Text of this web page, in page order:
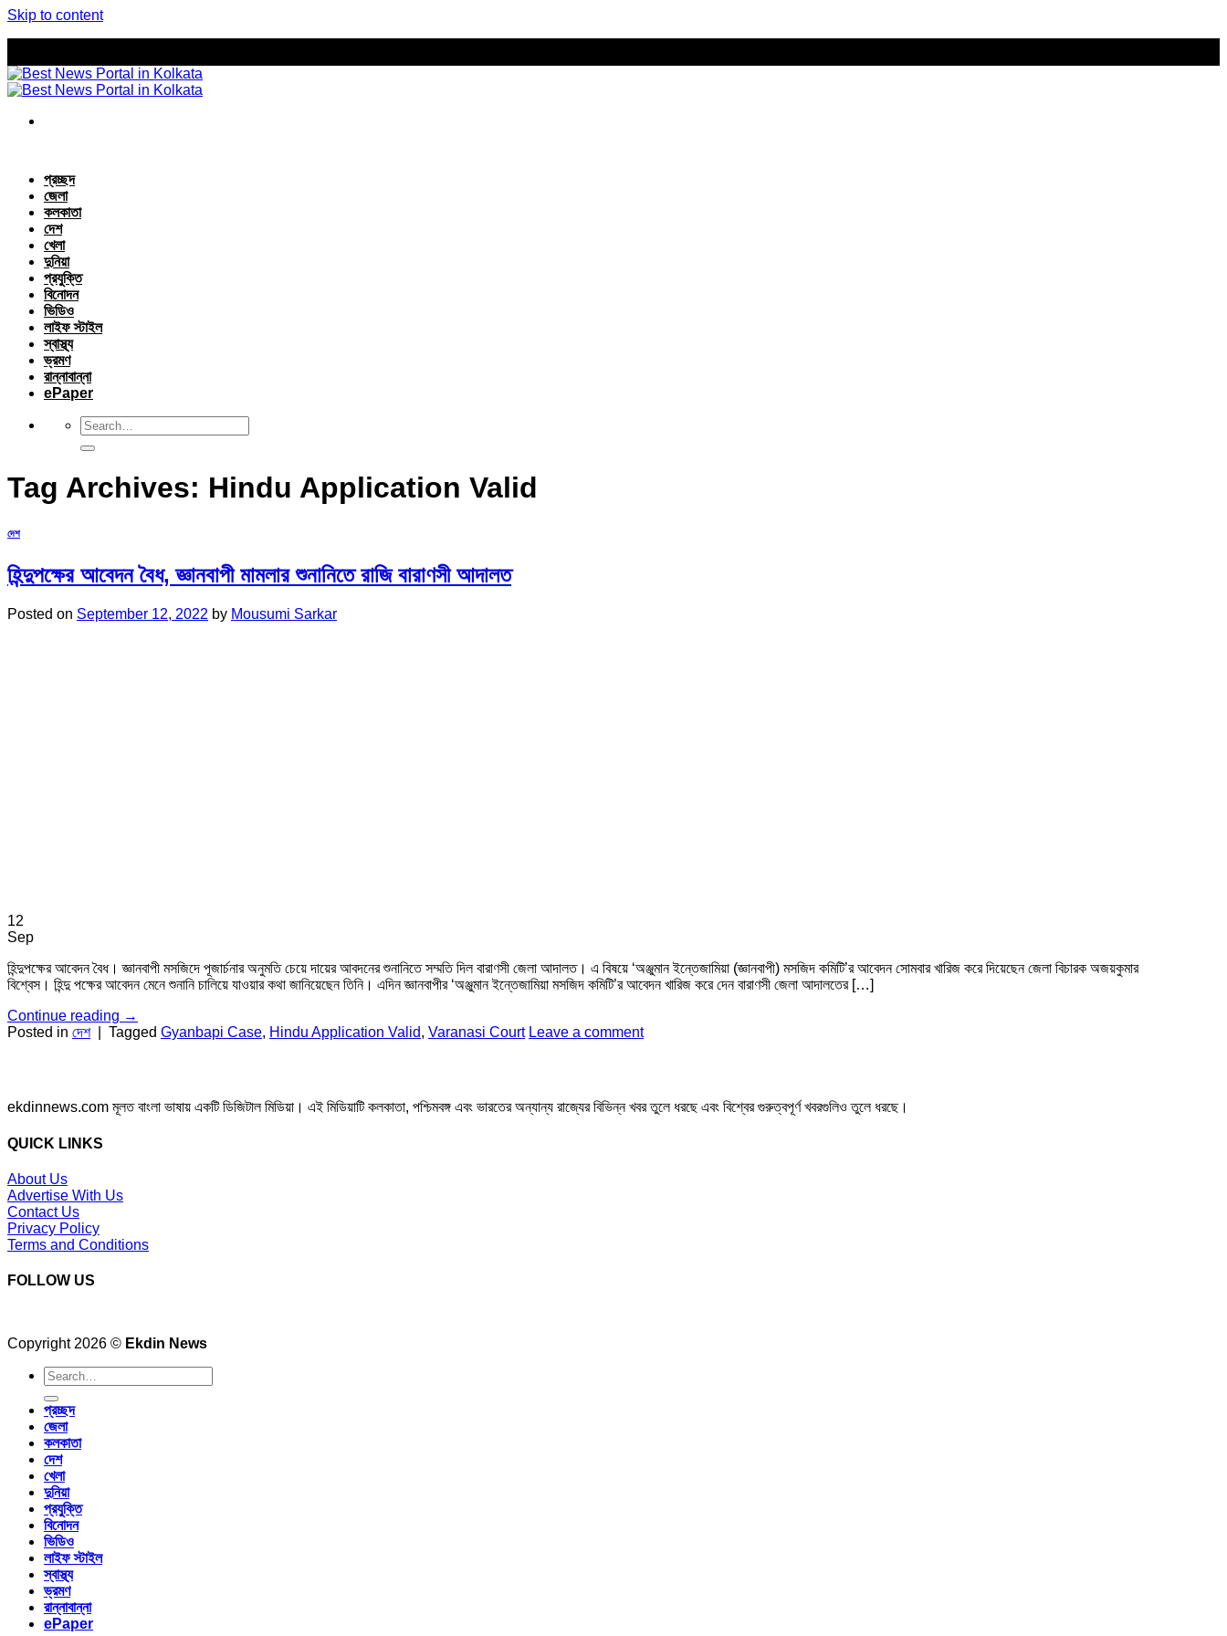
Skip to content
প্রচ্ছদ
জেলা
কলকাতা
দেশ
খেলা
দুনিয়া
প্রযুক্তি
বিনোদন
ভিডিও
লাইফ স্টাইল
স্বাস্থ্য
ভ্রমণ
রান্নাবান্না
ePaper
Tag Archives: Hindu Application Valid
দেশ
হিন্দুপক্ষের আবেদন বৈধ, জ্ঞানবাপী মামলার শুনানিতে রাজি বারাণসী আদালত
Posted on September 12, 2022 by Mousumi Sarkar
12
Sep
হিন্দুপক্ষের আবেদন বৈধ। জ্ঞানবাপী মসজিদে পূজার্চনার অনুমতি চেয়ে দায়ের আবদনের শুনানিতে সম্মতি দিল বারাণসী জেলা আদালত। এ বিষয়ে ‘অঞ্জুমান ইন্তেজামিয়া (জ্ঞানবাপী) মসজিদ কমিটি’র আবেদন সোমবার খারিজ করে দিয়েছেন জেলা বিচারক অজয়কুমার
বিশ্বেস। হিন্দু পক্ষের আবেদন মেনে শুনানি চালিয়ে যাওয়ার কথা জানিয়েছেন তিনি। এদিন জ্ঞানবাপীর ‘অঞ্জুমান ইন্তেজামিয়া মসজিদ কমিটি’র আবেদন খারিজ করে দেন বারাণসী জেলা আদালতের […]
Continue reading →
Posted in দেশ Tagged Gyanbapi Case, Hindu Application Valid, Varanasi Court Leave a comment
ekdinnews.com মূলত বাংলা ভাষায় একটি ডিজিটাল মিডিয়া। এই মিডিয়াটি কলকাতা, পশ্চিমবঙ্গ এবং ভারতের অন্যান্য রাজ্যের বিভিন্ন খবর তুলে ধরছে এবং বিশ্বের গুরুত্বপূর্ণ খবরগুলিও তুলে ধরছে।
QUICK LINKS
About Us
Advertise With Us
Contact Us
Privacy Policy
Terms and Conditions
FOLLOW US
Copyright 2026 © Ekdin News
প্রচ্ছদ
জেলা
কলকাতা
দেশ
খেলা
দুনিয়া
প্রযুক্তি
বিনোদন
ভিডিও
লাইফ স্টাইল
স্বাস্থ্য
ভ্রমণ
রান্নাবান্না
ePaper